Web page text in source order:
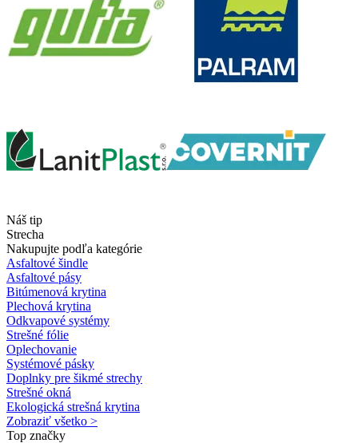
Náš tip
Strecha
Nakupujte podľa kategórie
Asfaltové šindle
Asfaltové pásy
Bitúmenová krytina
Plechová krytina
Odkvapové systémy
Strešné fólie
Oplechovanie
Systémové pásky
Doplnky pre šikmé strechy
Strešné okná
Ekologická strešná krytina
Zobraziť všetko >
Top značky